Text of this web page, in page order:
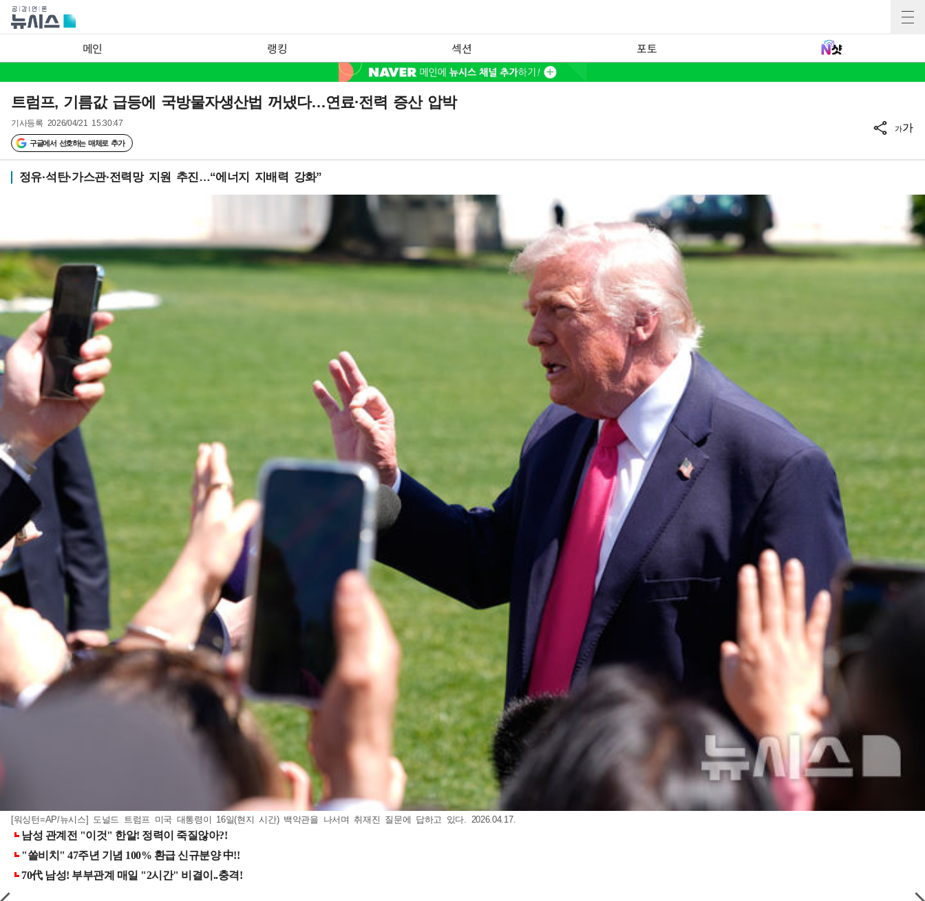
메인 랭킹 섹션 포토
트럼프, 기름값 급등에 국방물자생산법 꺼냈다…연료·전력 증산 압박
기사등록 2026/04/21 15:30:47
구글에서 선호하는 매체로 추가
가가
정유·석탄·가스관·전력망 지원 추진…“에너지 지배력 강화”
[워싱턴=AP/뉴시스] 도널드 트럼프 미국 대통령이 16일(현지 시간) 백악관을 나서며 취재진 질문에 답하고 있다. 2026.04.17.